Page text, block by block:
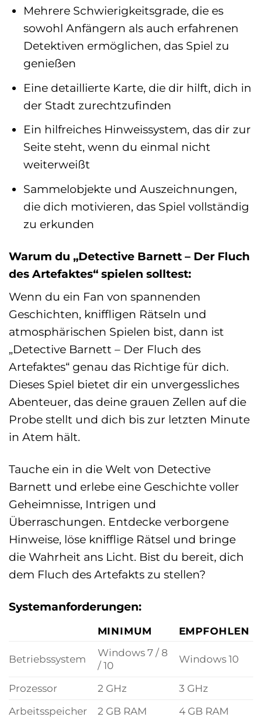
Mehrere Schwierigkeitsgrade, die es
sowohl Anfängern als auch erfahrenen
Detektiven ermöglichen, das Spiel zu
genießen
Eine detaillierte Karte, die dir hilft, dich in
der Stadt zurechtzufinden
Ein hilfreiches Hinweissystem, das dir zur
Seite steht, wenn du einmal nicht
weiterweißt
Sammelobjekte und Auszeichnungen,
die dich motivieren, das Spiel vollständig
zu erkunden
Warum du „Detective Barnett – Der Fluch
des Artefaktes“ spielen solltest:
Wenn du ein Fan von spannenden
Geschichten, kniffligen Rätseln und
atmosphärischen Spielen bist, dann ist
„Detective Barnett – Der Fluch des
Artefaktes“ genau das Richtige für dich.
Dieses Spiel bietet dir ein unvergessliches
Abenteuer, das deine grauen Zellen auf die
Probe stellt und dich bis zur letzten Minute
in Atem hält.
Tauche ein in die Welt von Detective
Barnett und erlebe eine Geschichte voller
Geheimnisse, Intrigen und
Überraschungen. Entdecke verborgene
Hinweise, löse knifflige Rätsel und bringe
die Wahrheit ans Licht. Bist du bereit, dich
dem Fluch des Artefakts zu stellen?
Systemanforderungen:
MINIMUM EMPFOHLEN
Betriebssystem
Windows 7 / 8
/ 10
Windows 10
Prozessor 2 GHz
3 GHz
Arbeitsspeicher
2 GB RAM 4 GB RAM